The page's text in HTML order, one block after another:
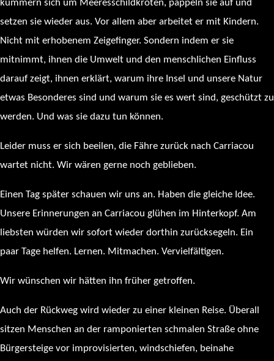
kümmern sich um Meeresschildkröten, päppeln sie auf und
setzen sie wieder aus. Vor allem aber arbeitet er mit Kindern.
Nicht mit erhobenem Zeigefinger. Sondern indem er sie
mitnimmt, ihnen die Umwelt und den menschlichen Einfluss
darauf zeigt, ihnen erklärt, warum ihre Insel und unsere Natur
etwas Besonderes sind und warum sie es wert sind, geschützt zu
werden. Und was sie dazu tun können.
Leider muss er sich beeilen, die Fähre zurück nach Carriacou
wartet nicht. Wir wären gerne noch geblieben.
Einen Tag später schauen wir uns an. Haben die gleiche Idee.
Unsere Erinnerungen an Carriacou glühen im Hinterkopf. Am
liebsten würden wir sofort wieder dorthin zurücksegeln. Ein
paar Tage helfen. Lernen. Mitmachen. Vervielfältigen.
Wir wünschen wir hätten ihn früher getroffen.
Auch der Rückweg wird wieder zu einer kleinen Reise. Überall
sitzen Menschen an der ramponierten schmalen Straße ohne
Bürgersteige vor improvisierten, windschiefen, beinahe